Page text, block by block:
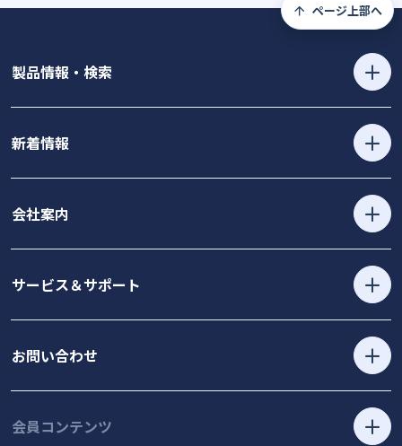
ページ上部へ
製品情報・検索
新着情報
会社案内
サービス＆サポート
お問い合わせ
会員コンテンツ